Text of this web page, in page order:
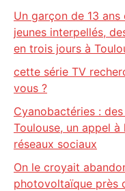
Un garçon de 13
jeunes interpellés,
en trois jours à
cette série TV
vous ?
Cyanobactéries :
Toulouse, un appel
réseaux sociaux
On le croyait
photovoltaïque près